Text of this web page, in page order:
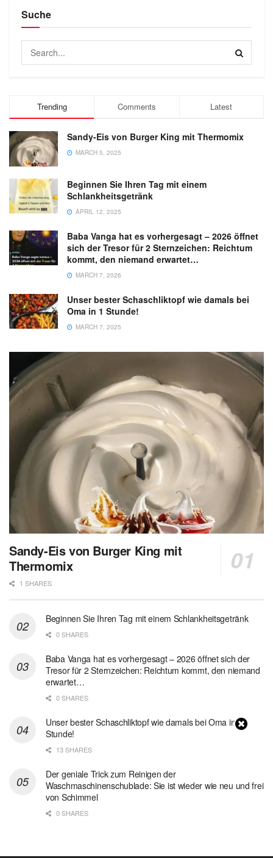
Suche
Trending Comments Latest
Sandy-Eis von Burger King mit Thermomix
MARCH 5, 2025
Beginnen Sie Ihren Tag mit einem
Schlankheitsgetränk
APRIL 12, 2025
Baba Vanga hat es vorhergesagt – 2026 öffnet
sich der Tresor für 2 Sternzeichen: Reichtum
kommt, den niemand erwartet…
MARCH 7, 2026
Unser bester Schaschliktopf wie damals bei
Oma in 1 Stunde!
MARCH 7, 2025
Sandy-Eis von Burger King mit
Thermomix
1 SHARES
Beginnen Sie Ihren Tag mit einem Schlankheitsgetränk
0 SHARES
Baba Vanga hat es vorhergesagt – 2026 öffnet sich der
Tresor für 2 Sternzeichen: Reichtum kommt, den niemand
erwartet…
0 SHARES
Unser bester Schaschliktopf wie damals bei Oma in 1
Stunde!
13 SHARES
Der geniale Trick zum Reinigen der
Waschmaschinenschublade: Sie ist wieder wie neu und frei
von Schimmel
0 SHARES